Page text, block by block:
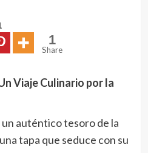
1
Share
Viaje Culinario por la
un auténtico tesoro de la
tapa que seduce con su